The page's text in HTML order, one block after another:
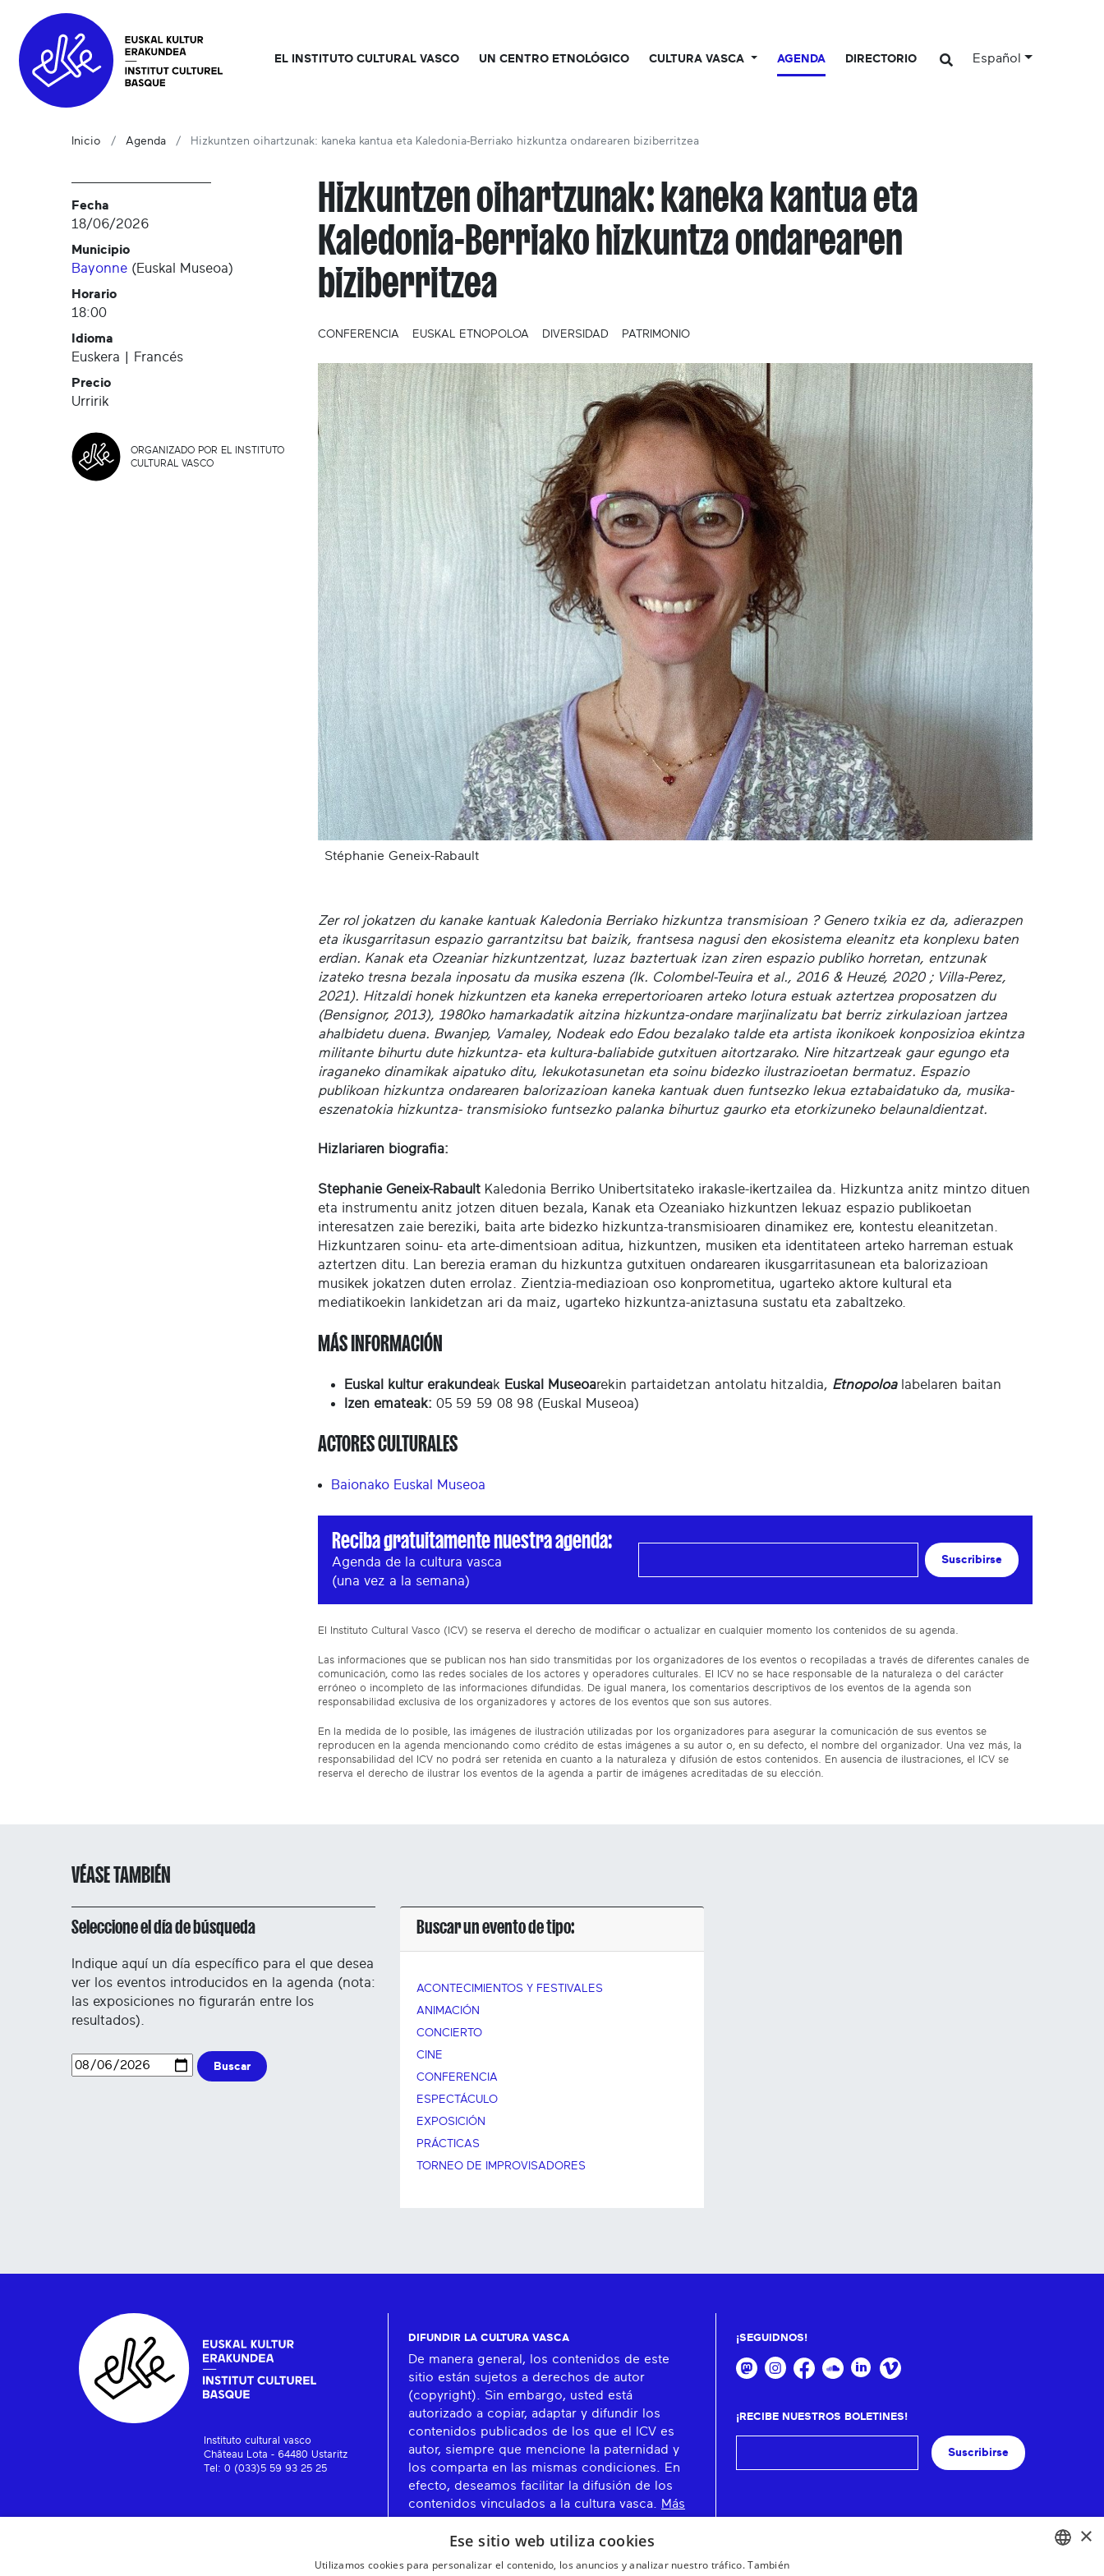
EL INSTITUTO CULTURAL VASCO UN CENTRO ETNOLÓGICO CULTURA VASCA AGENDA DIRECTORIO Español
Inicio Agenda Hizkuntzen oihartzunak: kaneka kantua eta Kaledonia-Berriako hizkuntza ondarearen biziberritzea
Fecha
18/06/2026
Municipio
Bayonne (Euskal Museoa)
Horario
18:00
Idioma
Euskera | Francés
Precio
Urririk
ORGANIZADO POR EL INSTITUTO
CULTURAL VASCO
Hizkuntzen oihartzunak: kaneka kantua eta
Kaledonia-Berriako hizkuntza ondarearen
biziberritzea
CONFERENCIA EUSKAL ETNOPOLOA DIVERSIDAD PATRIMONIO
Stéphanie Geneix-Rabault
Zer rol jokatzen du kanake kantuak Kaledonia Berriako hizkuntza transmisioan ? Genero txikia ez da, adierazpen
eta ikusgarritasun espazio garrantzitsu bat baizik, frantsesa nagusi den ekosistema eleanitz eta konplexu baten
erdian. Kanak eta Ozeaniar hizkuntzentzat, luzaz baztertuak izan ziren espazio publiko horretan, entzunak
izateko tresna bezala inposatu da musika eszena (Ik. Colombel-Teuira et al., 2016 & Heuzé, 2020 ; Villa-Perez,
2021). Hitzaldi honek hizkuntzen eta kaneka errepertorioaren arteko lotura estuak aztertzea proposatzen du
(Bensignor, 2013), 1980ko hamarkadatik aitzina hizkuntza-ondare marjinalizatu bat berriz zirkulazioan jartzea
ahalbidetu duena. Bwanjep, Vamaley, Nodeak edo Edou bezalako talde eta artista ikonikoek konposizioa ekintza
militante bihurtu dute hizkuntza- eta kultura-baliabide gutxituen aitortzarako. Nire hitzartzeak gaur egungo eta
iraganeko dinamikak aipatuko ditu, lekukotasunetan eta soinu bidezko ilustrazioetan bermatuz. Espazio
publikoan hizkuntza ondarearen balorizazioan kaneka kantuak duen funtsezko lekua eztabaidatuko da, musika-
eszenatokia hizkuntza- transmisioko funtsezko palanka bihurtuz gaurko eta etorkizuneko belaunaldientzat.
Hizlariaren biografia:
Stephanie Geneix-Rabault Kaledonia Berriko Unibertsitateko irakasle-ikertzailea da. Hizkuntza anitz mintzo dituen
eta instrumentu anitz jotzen dituen bezala, Kanak eta Ozeaniako hizkuntzen lekuaz espazio publikoetan
interesatzen zaie bereziki, baita arte bidezko hizkuntza-transmisioaren dinamikez ere, kontestu eleanitzetan.
Hizkuntzaren soinu- eta arte-dimentsioan aditua, hizkuntzen, musiken eta identitateen arteko harreman estuak
aztertzen ditu. Lan berezia eraman du hizkuntza gutxituen ondarearen ikusgarritasunean eta balorizazioan
musikek jokatzen duten errolaz. Zientzia-mediazioan oso konprometitua, ugarteko aktore kultural eta
mediatikoekin lankidetzan ari da maiz, ugarteko hizkuntza-aniztasuna sustatu eta zabaltzeko.
MÁS INFORMACIÓN
Euskal kultur erakundeak Euskal Museoarekin partaidetzan antolatu hitzaldia, Etnopoloa labelaren baitan
Izen emateak: 05 59 59 08 98 (Euskal Museoa)
ACTORES CULTURALES
Baionako Euskal Museoa
Reciba gratuitamente nuestra agenda:
Agenda de la cultura vasca
(una vez a la semana)
Suscribirse
El Instituto Cultural Vasco (ICV) se reserva el derecho de modificar o actualizar en cualquier momento los contenidos de su agenda.
Las informaciones que se publican nos han sido transmitidas por los organizadores de los eventos o recopiladas a través de diferentes canales de
comunicación, como las redes sociales de los actores y operadores culturales. El ICV no se hace responsable de la naturaleza o del carácter
erróneo o incompleto de las informaciones difundidas. De igual manera, los comentarios descriptivos de los eventos de la agenda son
responsabilidad exclusiva de los organizadores y actores de los eventos que son sus autores.
En la medida de lo posible, las imágenes de ilustración utilizadas por los organizadores para asegurar la comunicación de sus eventos se
reproducen en la agenda mencionando como crédito de estas imágenes a su autor o, en su defecto, el nombre del organizador. Una vez más, la
responsabilidad del ICV no podrá ser retenida en cuanto a la naturaleza y difusión de estos contenidos. En ausencia de ilustraciones, el ICV se
reserva el derecho de ilustrar los eventos de la agenda a partir de imágenes acreditadas de su elección.
VÉASE TAMBIÉN
Seleccione el día de búsqueda
Indique aquí un día específico para el que desea
ver los eventos introducidos en la agenda (nota:
las exposiciones no figurarán entre los
resultados).
Buscar
Buscar un evento de tipo:
ACONTECIMIENTOS Y FESTIVALES
ANIMACIÓN
CONCIERTO
CINE
CONFERENCIA
ESPECTÁCULO
EXPOSICIÓN
PRÁCTICAS
TORNEO DE IMPROVISADORES
Instituto cultural vasco
Château Lota - 64480 Ustaritz
Tel: 0 (033)5 59 93 25 25
DIFUNDIR LA CULTURA VASCA
De manera general, los contenidos de este
sitio están sujetos a derechos de autor
(copyright). Sin embargo, usted está
autorizado a copiar, adaptar y difundir los
contenidos publicados de los que el ICV es
autor, siempre que mencione la paternidad y
los comparta en las mismas condiciones. En
efecto, deseamos facilitar la difusión de los
contenidos vinculados a la cultura vasca. Más
¡SEGUIDNOS!
¡RECIBE NUESTROS BOLETINES!
Suscribirse
×
Ese sitio web utiliza cookies
Utilizamos cookies para personalizar el contenido, los anuncios y analizar nuestro tráfico. También